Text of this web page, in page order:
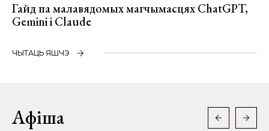
Гайд па малавядомых магчымасцях ChatGPT,
Gemini і Claude
ЧЫТАЦЬ ЯШЧЭ
Афіша